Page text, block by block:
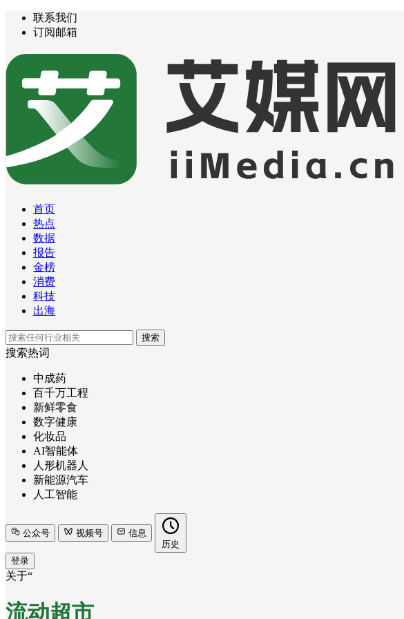
联系我们
订阅邮箱
首页
热点
数据
报告
金榜
消费
科技
出海
搜索
搜索热词
中成药
百千万工程
新鲜零食
数字健康
化妆品
AI智能体
人形机器人
新能源汽车
人工智能
公众号 视频号
信息
历史
登录
关于“
流动超市